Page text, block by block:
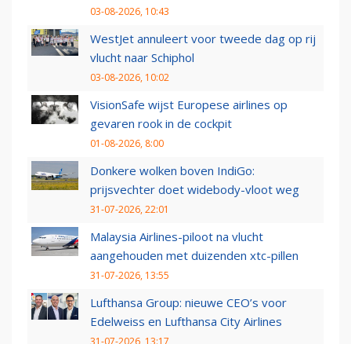
03-08-2026, 10:43
WestJet annuleert voor tweede dag op rij
vlucht naar Schiphol
03-08-2026, 10:02
VisionSafe wijst Europese airlines op
gevaren rook in de cockpit
01-08-2026, 8:00
Donkere wolken boven IndiGo:
prijsvechter doet widebody-vloot weg
31-07-2026, 22:01
Malaysia Airlines-piloot na vlucht
aangehouden met duizenden xtc-pillen
31-07-2026, 13:55
Lufthansa Group: nieuwe CEO’s voor
Edelweiss en Lufthansa City Airlines
31-07-2026, 13:17